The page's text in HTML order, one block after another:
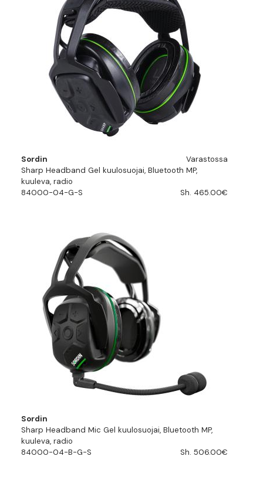
Sordin
Varastossa
Sharp Headband Gel kuulosuojai, Bluetooth MP,
kuuleva, radio
84000-04-G-S
Sh. 465.00€
Sordin
Sharp Headband Mic Gel kuulosuojai, Bluetooth MP,
kuuleva, radio
84000-04-B-G-S
Sh. 506.00€